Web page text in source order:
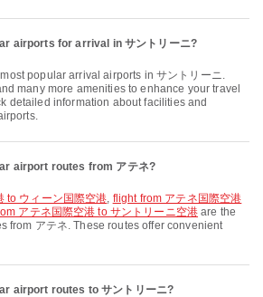
airports for arrival in サントリーニ?
popular arrival airports in サントリーニ.
many more amenities to enhance your travel
detailed information about facilities and
airport routes from アテネ?
to ウィーン国際空港, flight from アテネ国際空港
アテネ国際空港 to サントリーニ空港 are the
from アテネ. These routes offer convenient
airport routes to サントリーニ?